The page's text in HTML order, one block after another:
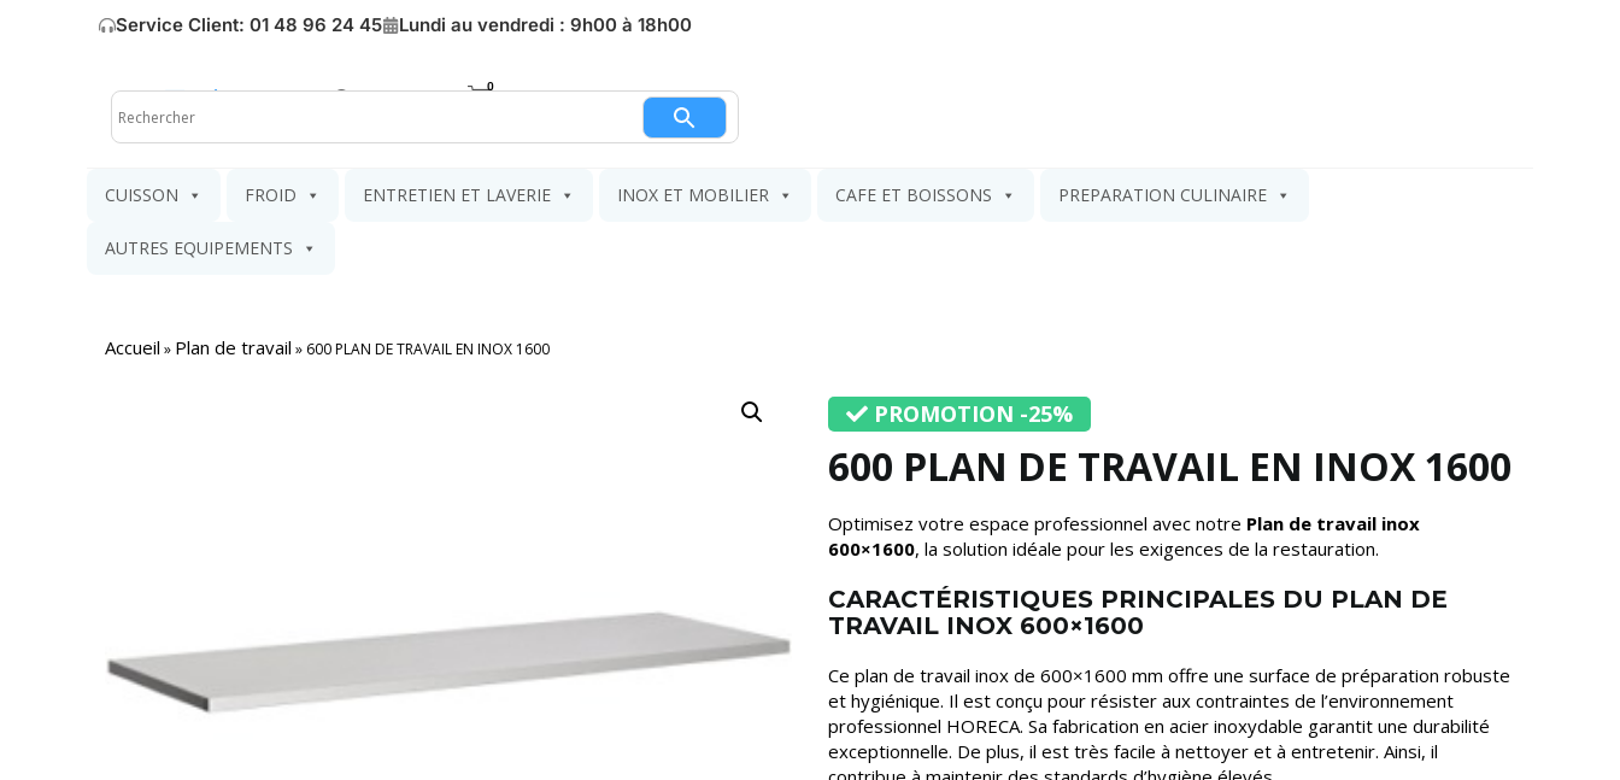
Service Client: 01 48 96 24 45 Lundi au vendredi : 9h00 à 18h00
Mon compte Mon panier
CUISSON FROID ENTRETIEN ET LAVERIE INOX ET MOBILIER CAFE ET BOISSONS PREPARATION CULINAIRE
AUTRES EQUIPEMENTS
Accueil » Plan de travail » 600 PLAN DE TRAVAIL EN INOX 1600
600 PLAN DE TRAVAIL EN INOX 1600
Optimisez votre espace professionnel avec notre Plan de travail inox
600×1600, la solution idéale pour les exigences de la restauration.
CARACTÉRISTIQUES PRINCIPALES DU PLAN DE
TRAVAIL INOX 600×1600
Ce plan de travail inox de 600×1600 mm offre une surface de préparation robuste
et hygiénique. Il est conçu pour résister aux contraintes de l’environnement
professionnel HORECA. Sa fabrication en acier inoxydable garantit une durabilité
exceptionnelle. De plus, il est très facile à nettoyer et à entretenir. Ainsi, il
PROMOTION -25%